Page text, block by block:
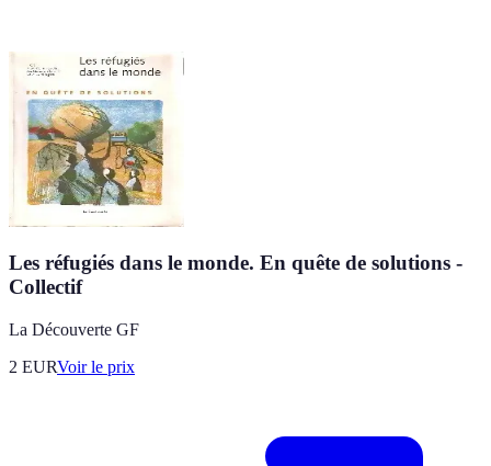
Les réfugiés dans le monde. En quête de solutions -
Collectif
La Découverte GF
2 EURVoir le prix